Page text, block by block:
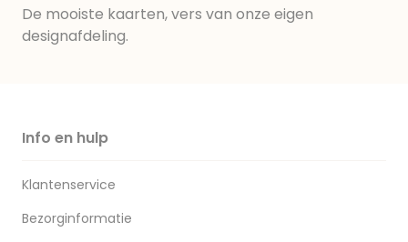
De mooiste kaarten, vers van onze eigen
designafdeling.
Info en hulp
Klantenservice
Bezorginformatie